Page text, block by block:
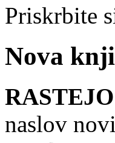
Priskrbite
Nova
naslov